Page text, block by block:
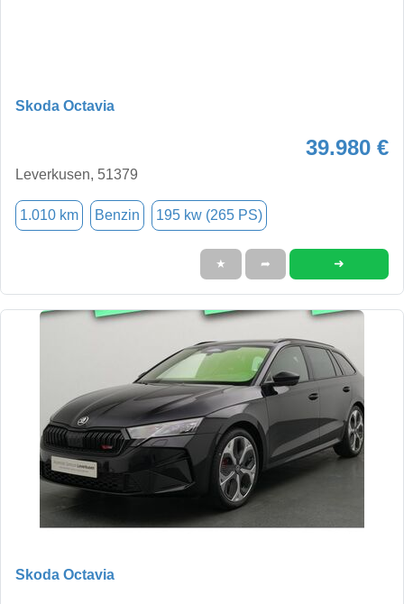
Skoda Octavia
39.980 €
Leverkusen, 51379
1.010 km Benzin 195 kw (265 PS)
★ ➦ ➜
Skoda Octavia